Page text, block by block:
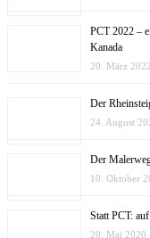
PCT 2022 –
Kanada
20. März 2022
Der
24. August
Der
10. Oktober
Statt PCT:
20. Mai 2020